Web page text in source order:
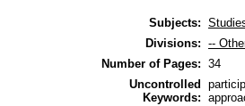
Subjects:
Divisions: --
Number of Pages: 34
Uncontrolled
Keywords: